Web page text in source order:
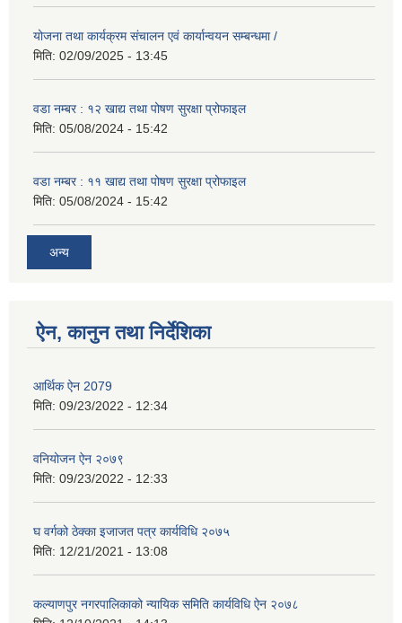
योजना तथा कार्यक्रम संचालन एवं कार्यान्वयन सम्बन्धमा /
मिति: 02/09/2025 - 13:45
वडा नम्बर : १२ खाद्य तथा पोषण सुरक्षा प्रोफाइल
मिति: 05/08/2024 - 15:42
वडा नम्बर : ११ खाद्य तथा पोषण सुरक्षा प्रोफाइल
मिति: 05/08/2024 - 15:42
अन्य
ऐन, कानुन तथा निर्देशिका
आर्थिक ऐन 2079
मिति: 09/23/2022 - 12:34
वनियोजन ऐन २०७९
मिति: 09/23/2022 - 12:33
घ वर्गको ठेक्का इजाजत पत्र कार्यविधि २०७५
मिति: 12/21/2021 - 13:08
कल्याणपुर नगरपालिकाको न्यायिक समिति कार्यविधि ऐन २०७८